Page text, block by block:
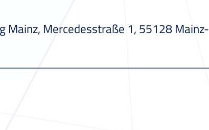
Mainz, Mercedesstraße 1, 55128 Mainz-